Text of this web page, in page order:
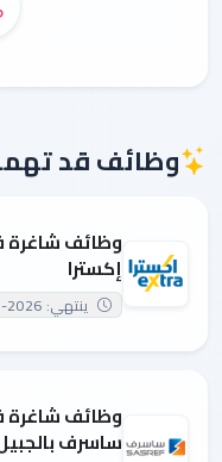
وظائف قد
وظائف شاغرة
إكسترا
ينتهي: 2026-09-07
وظائف شاغرة
ساسرف